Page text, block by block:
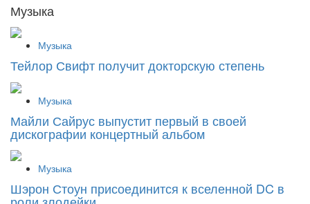
Музыка
Музыка
Тейлор Свифт получит докторскую степень
Музыка
Майли Сайрус выпустит первый в своей
дискографии концертный альбом
Музыка
Шэрон Стоун присоединится к вселенной DC в